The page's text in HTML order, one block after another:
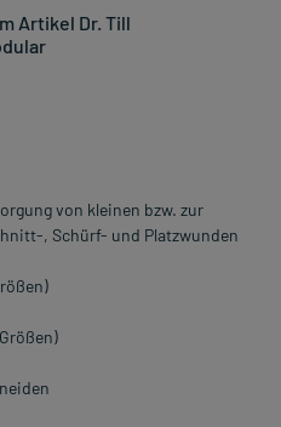
Artikel Dr. Till
von kleinen bzw. zur
, Schürf- und Platzwunden